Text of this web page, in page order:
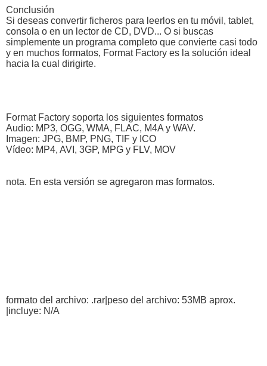
Conclusión
Si deseas convertir ficheros para leerlos en tu móvil, tablet,
consola o en un lector de CD, DVD... O si buscas
simplemente un programa completo que convierte casi todo
y en muchos formatos, Format Factory es la solución ideal
hacia la cual dirigirte.
Format Factory soporta los siguientes formatos
Audio: MP3, OGG, WMA, FLAC, M4A y WAV.
Imagen: JPG, BMP, PNG, TIF y ICO
Vídeo: MP4, AVI, 3GP, MPG y FLV, MOV
nota. En esta versión se agregaron mas formatos.
formato del archivo: .rar|peso del archivo: 53MB aprox.
|incluye: N/A